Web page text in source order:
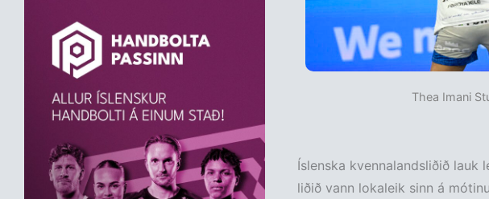
Thea Imani
Íslenska kvennalandsliðið lauk
liðið vann lokaleik sinn á